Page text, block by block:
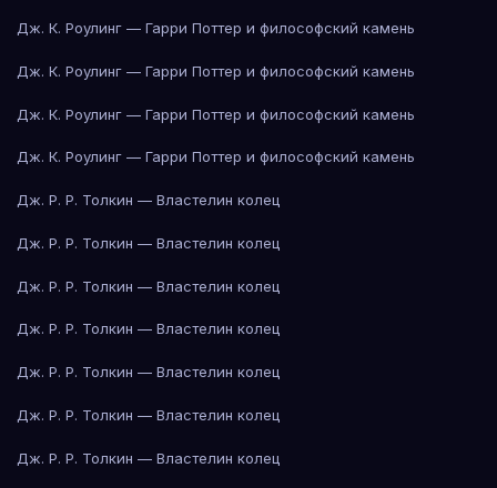
Дж. К. Роулинг — Гарри Поттер и философский камень
Дж. К. Роулинг — Гарри Поттер и философский камень
Дж. К. Роулинг — Гарри Поттер и философский камень
Дж. К. Роулинг — Гарри Поттер и философский камень
Дж. Р. Р. Толкин — Властелин колец
Дж. Р. Р. Толкин — Властелин колец
Дж. Р. Р. Толкин — Властелин колец
Дж. Р. Р. Толкин — Властелин колец
Дж. Р. Р. Толкин — Властелин колец
Дж. Р. Р. Толкин — Властелин колец
Дж. Р. Р. Толкин — Властелин колец